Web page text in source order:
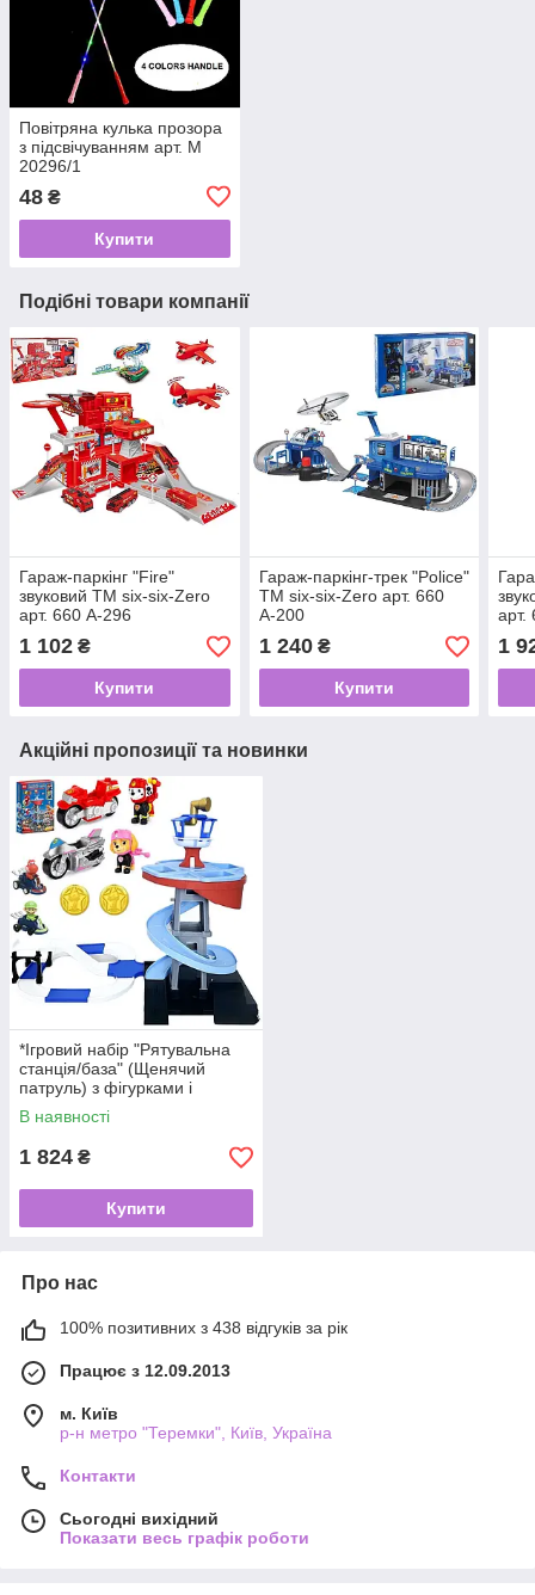
Повітряна кулька прозора
з підсвічуванням арт. М
20296/1
48 ₴
Купити
Подібні товари компанії
Гараж-паркінг "Fire"
звуковий TM six-six-Zero
арт. 660 А-296
1 102 ₴
Купити
Гараж-паркінг-трек "Police"
TM six-six-Zero арт. 660
А-200
1 240₴
Купити
арт.
1
Акційні пропозиції та новинки
*Ігровий набір "Рятувальна
станція/база" (Щенячий
патруль) з фігурками і
транспортом арт. 111-365
C1/PH 628 A/B/C
В наявності
1 824 ₴
Купити
Про нас
100% позитивних з 438 відгуків за рік
Працює з 12.09.2013
м. Київ
р-н метро "Теремки", Київ, Україна
Контакти
Сьогодні вихідний
Показати весь графік роботи